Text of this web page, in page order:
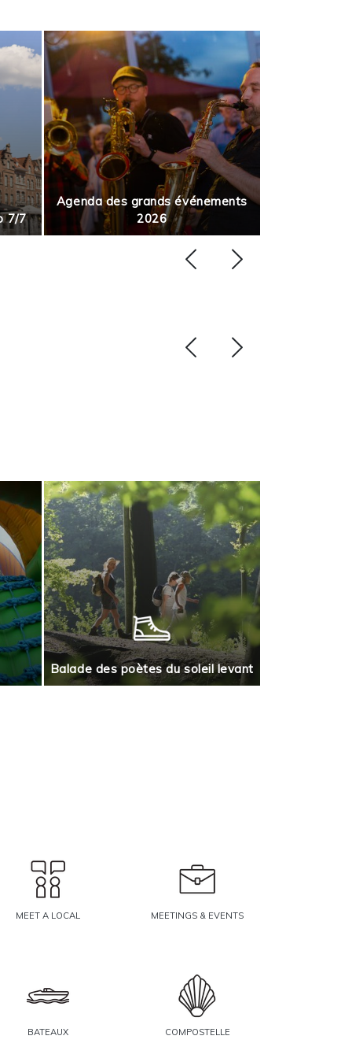
7/7
Agenda des grands événements
2026
Balade des poètes du soleil levant
MEET A LOCAL MEETINGS & EVENTS
BATEAUX COMPOSTELLE